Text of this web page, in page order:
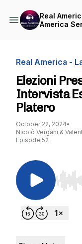
Real
America
Real America -
Elezioni
Intervista
Platero
October 22, 2024•
Nicolò Vergani &
Episode 52
Use